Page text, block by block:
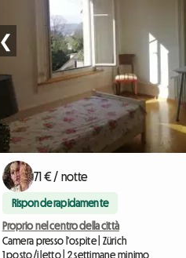
❮
71 € / notte
Risponde rapidamente
Proprio nel centro della città
Camera presso l'ospite | Zürich
1 posto/i letto | 2 settimane minimo